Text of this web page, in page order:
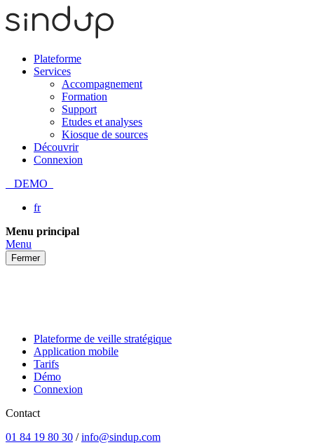
Plateforme
Services
Accompagnement
Formation
Support
Etudes et analyses
Kiosque de sources
Découvrir
Connexion
DEMO
fr
Passer
au
contenu
Menu principal
Menu
Fermer
Plateforme de veille stratégique
Application mobile
Tarifs
Démo
Connexion
Contact
01 84 19 80 30 /info@sindup.com